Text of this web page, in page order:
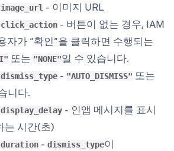
- 이미지 URL
- 버튼이 없는 경우, IAM
자가 “확인”을 클릭하면 수행되는
또는 "NONE"일 수 있습니다.
- "AUTO_DISMISS" 또는
니다.
- 인앱 메시지를 표시
는 시간(초)
- dismiss_type이